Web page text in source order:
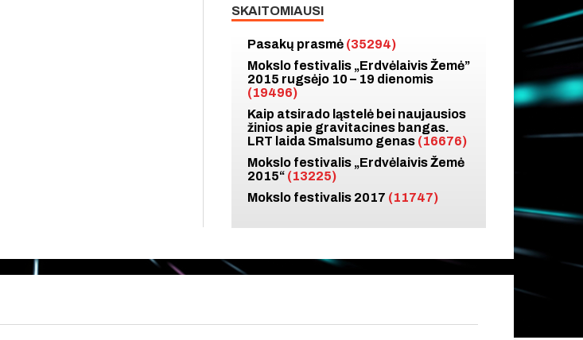
SKAITOMIAUSI
Pasakų prasmė (35294)
Mokslo festivalis „Erdvėlaivis Žemė”
2015 rugsėjo 10 – 19 dienomis
(19496)
Kaip atsirado ląstelė bei naujausios
žinios apie gravitacines bangas.
LRT laida Smalsumo genas (16676)
Mokslo festivalis „Erdvėlaivis Žemė
2015“ (13225)
Mokslo festivalis 2017 (11747)